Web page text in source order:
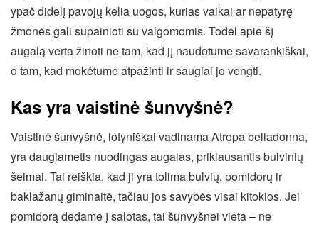
ypač didelį pavojų kelia uogos, kurias vaikai ar nepatyrę
žmonės gali supainioti su valgomomis. Todėl apie šį
augalą verta žinoti ne tam, kad jį naudotume savarankiškai,
o tam, kad mokėtume atpažinti ir saugiai jo vengti.
Kas yra vaistinė šunvyšnė?
Vaistinė šunvyšnė, lotyniškai vadinama Atropa belladonna,
yra daugiametis nuodingas augalas, priklausantis bulvinių
šeimai. Tai reiškia, kad ji yra tolima bulvių, pomidorų ir
baklažanų giminaitė, tačiau jos savybės visai kitokios. Jei
pomidorą dedame į salotas, tai šunvyšnei vieta – ne